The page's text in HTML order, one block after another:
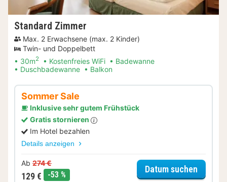
Standard Zimmer
Max. 2 Erwachsene (max. 2 Kinder)
Twin- und Doppelbett
30m2 Kostenfreies WiFi
Badewanne
Duschbadewanne
Balkon
Sommer Sale
Inklusive sehr gutem Frühstück
Gratis stornieren
Im Hotel bezahlen
Details anzeigen
Ab 274 €
129 € -53 %
Datum suchen